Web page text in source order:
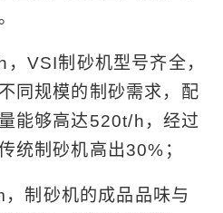
VSI制砂机型号齐全，
同规模的制砂需求，配
能够高达520t/h，经过
统制砂机高出30%；
制砂机的成品品味与